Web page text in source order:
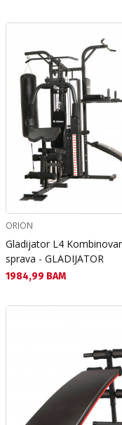
ORION
Gladijator L4
sprava - GLADIJATOR
Текуща цена:
1984,99 BAM